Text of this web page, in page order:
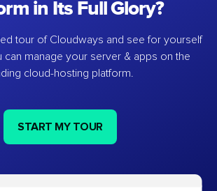
in Its Full Glory?
tour of Cloudways and see for yourself
can manage your server & apps on the
cloud-hosting platform.
START MY TOUR